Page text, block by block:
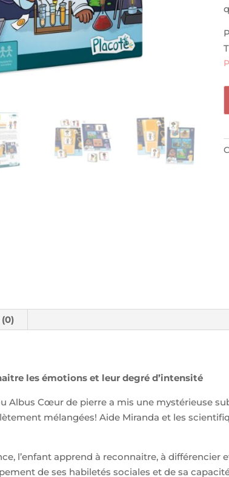
les émotions et leur degré d’intensité
Albus Cœur de pierre a mis une mystérieuse
mélangées! Aide Miranda et les
l’enfant apprend à reconnaitre, à
de ses habiletés sociales et de sa